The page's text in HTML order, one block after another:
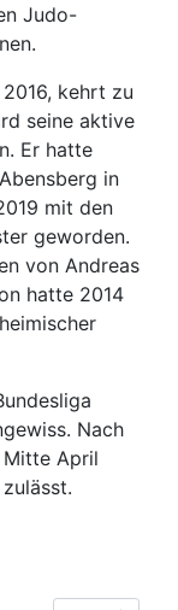
Judo-
kehrt zu
seine aktive
Er hatte
in
mit den
geworden.
von Andreas
hatte 2014
Nach
April